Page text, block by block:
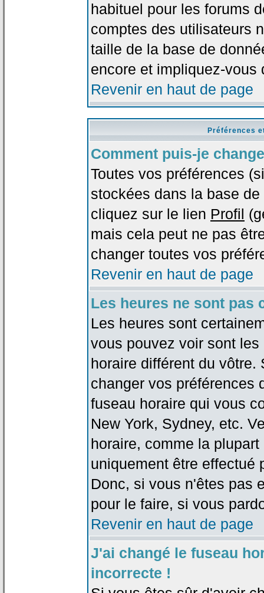
habituel pour les forums
comptes des utilisateurs
taille de la base de
encore et impliquez-
Revenir en haut de page
Préférences
Comment puis-je
Toutes vos préférences
stockées dans la base
cliquez sur le lien Profil
mais cela peut ne pas
changer toutes vos
Revenir en haut de page
Les heures ne sont pas
Les heures sont
vous pouvez voir sont
horaire différent du
changer vos préférences
fuseau horaire qui vous
New York, Sydney, etc.
horaire, comme la
uniquement être effectué
Donc, si vous n'êtes pas
pour le faire, si vous
Revenir en haut de page
J'ai changé le fuseau
incorrecte !